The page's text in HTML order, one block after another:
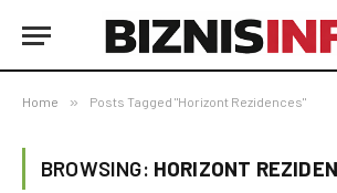
Home » Posts Tagged "Horizont Rezidences"
BROWSING: HORIZONT